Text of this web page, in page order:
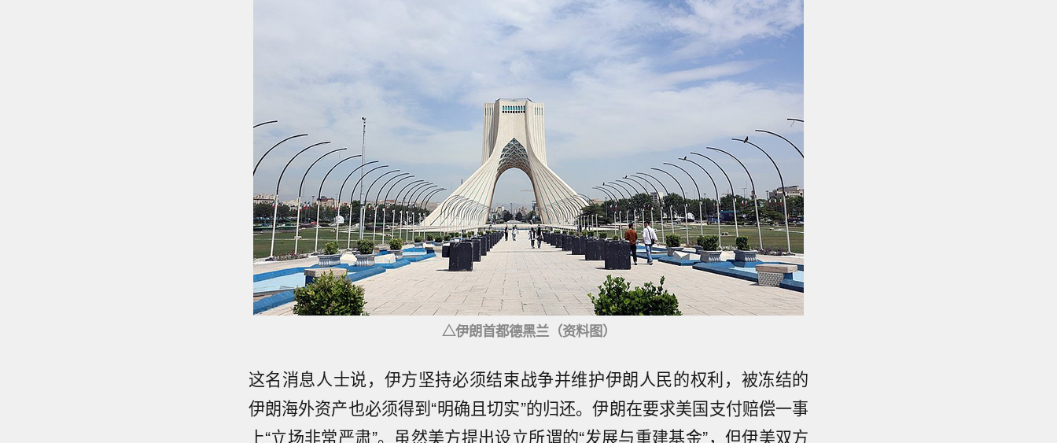
△伊朗首都德黑兰（资料图）
这名消息人士说，伊方坚持必须结束战争并维护伊朗人民的权利，被冻结的
伊朗海外资产也必须得到“明确且切实”的归还。伊朗在要求美国支付赔偿一事
上“立场非常严肃”。虽然美方提出设立所谓的“发展与重建基金”，但伊美双方